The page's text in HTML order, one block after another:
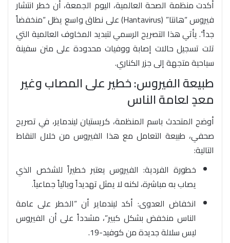
أكدت منظمة الصحة العالمية، اليوم الجمعة، أن خطر انتشار
فيروس “هانتا” (Hantavirus) على نطاق واسع يظل “منخفضاً
جداً”. يأتي هذا التصريح الرسمي لتبديد المخاوف العالمية التي
تلت تسجيل حالات إصابة ووفيات محدودة على متن سفينة
سياحية متجهة إلى جزر الكناري.
طبيعة الفيروس: خطير على المصاب وغير
معدٍ لعامة الناس
أوضح المتحدث باسم المنظمة، كريستيان ليندماير، في تصريح
صحفي، طبيعة التعامل مع هذا الفيروس من خلال النقاط
التالية:
خطورة الفردية: الفيروس يعتبر خطيراً للشخص الذي
يصاب به مباشرة، لكنه لا يمثل تهديداً وبائياً جماعياً.
انخفاض العدوى: أكد ليندماير أن “الخطر على عامة
الناس منخفض بشكل كبير”، مشدداً على أن الفيروس
ليس سلالة جديدة من كوفيد-19.